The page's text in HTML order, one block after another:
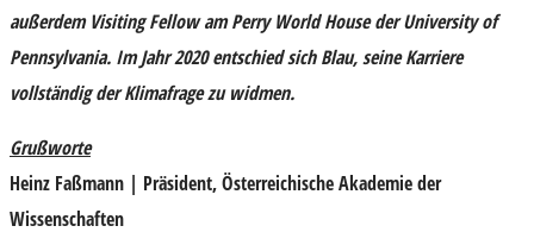
außerdem Visiting Fellow am Perry World House derUniversity of
Pennsylvania. Im Jahr 2020 entschied sich Blau, seine Karriere
vollständig der Klimafrage zu widmen.
Grußworte
Heinz Faßmann | Präsident, Österreichische Akademie der
Wissenschaften